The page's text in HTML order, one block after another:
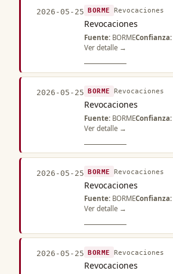
2026-05-25 BORME Revocaciones
Revocaciones
Fuente: BORMEConfianza:
Ver detalle →
2026-05-25 BORME Revocaciones
Revocaciones
Fuente: BORMEConfianza:
Ver detalle →
2026-05-25 BORME Revocaciones
Revocaciones
Fuente: BORMEConfianza:
Ver detalle →
2026-05-25 BORME Revocaciones
Revocaciones